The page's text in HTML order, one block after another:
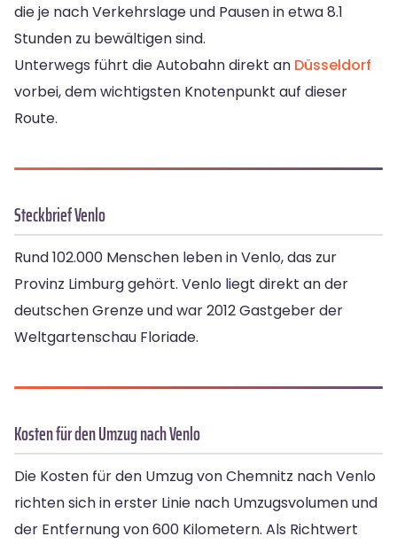
die je nach Verkehrslage und Pausen in etwa 8.1
Stunden zu bewältigen sind.
Unterwegs führt die Autobahn direkt an Düsseldorf
vorbei, dem wichtigsten Knotenpunkt auf dieser
Route.
Steckbrief Venlo
Rund 102.000 Menschen leben in Venlo, das zur
Provinz Limburg gehört. Venlo liegt direkt an der
deutschen Grenze und war 2012 Gastgeber der
Weltgartenschau Floriade.
Kosten für den Umzug nach Venlo
Die Kosten für den Umzug von Chemnitz nach Venlo
richten sich in erster Linie nach Umzugsvolumen und
der Entfernung von 600 Kilometern. Als Richtwert